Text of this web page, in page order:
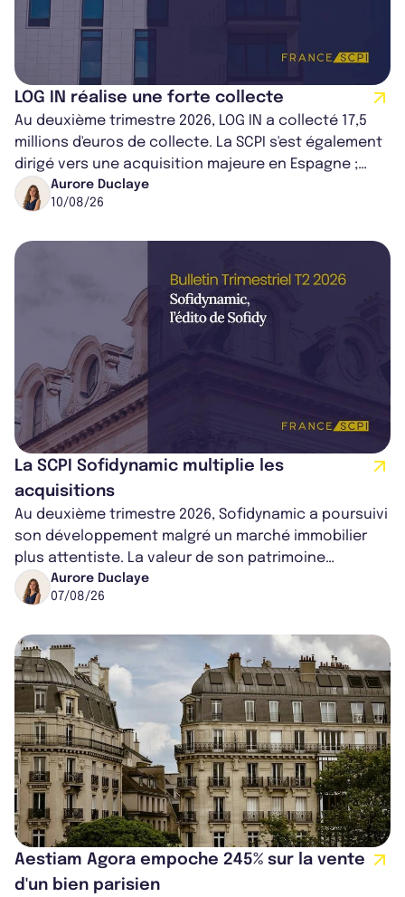
LOG IN réalise une forte collecte
Au deuxième trimestre 2026, LOG IN a collecté 17,5
millions d'euros de collecte. La SCPI s'est également
dirigé vers une acquisition majeure en Espagne ;
portant son patrimoine à 2...
Aurore Duclaye
10/08/26
La SCPI Sofidynamic multiplie les
acquisitions
Au deuxième trimestre 2026, Sofidynamic a poursuivi
son développement malgré un marché immobilier
plus attentiste. La valeur de son patrimoine
progresse de 3,8% à périmètre constan...
Aurore Duclaye
07/08/26
Aestiam Agora empoche 245% sur la vente
d'un bien parisien